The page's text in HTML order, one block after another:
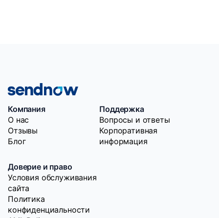
Компания
O нас
Отзывы
Блог
Поддержка
Вопросы и ответы
Корпоративная
информация
Доверие и право
Условия обслуживания
сайта
Политика
конфиденциальности